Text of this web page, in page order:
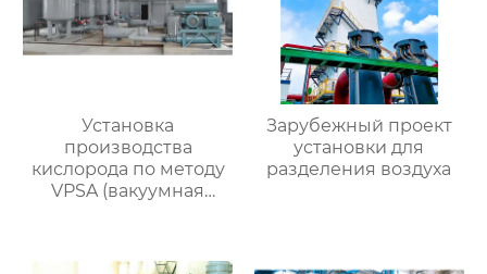
Установка
производства
кислорода по методу
VPSA (вакуумная
Зарубежный проект
установки для
разделения воздуха